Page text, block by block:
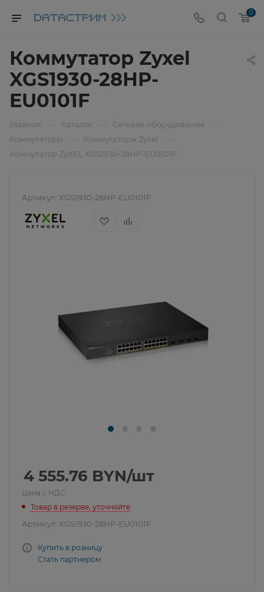
0
Коммутатор Zyxel
XGS1930-28HP-
EU0101F
Главная Каталог Сетевое оборудование
Коммутаторы Коммутаторы Zyxel
Коммутатор ZyXEL XGS1930-28HP-EU0101F
Артикул: XGS1930-28HP-EU0101F
4 555.76 BYN/шт
Цена с НДС
Товар в резерве, уточняйте
Артикул: XGS1930-28HP-EU0101F
Купить в розницу
Стать партнером